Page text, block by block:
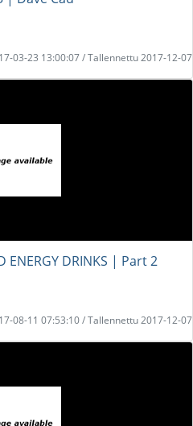
03-23 13:00:07 / Tallennettu 2017-12-07
ENERGY DRINKS | Part 2
08-11 07:53:10 / Tallennettu 2017-12-07